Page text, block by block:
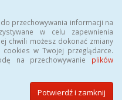
przechowywania informacji na
w celu zapewnienia
chwili możesz dokonać zmiany
w Twojej przeglądarce.
na przechowywanie plików
Potwierdź i zamknij
PUBLICZNEJ
Opola